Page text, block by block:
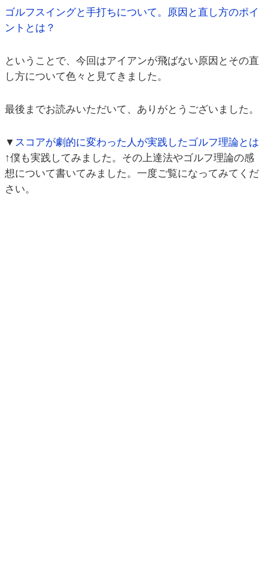
ゴルフスイングと手打ちについて。原因と直し方のポイ
ントとは？
ということで、今回はアイアンが飛ばない原因とその直
し方について色々と見てきました。
最後までお読みいただいて、ありがとうございました。
▼ スコアが劇的に変わった人が実践したゴルフ理論とは
↑僕も実践してみました。その上達法やゴルフ理論の感
想について書いてみました。一度ご覧になってみてくだ
さい。